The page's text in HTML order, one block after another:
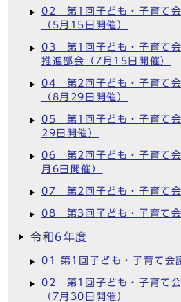
02 第1回子ども・子育て会
（5月15日開催）
03 第1回子ども・子育て会
推進部会（7月15日開催）
04 第2回子ども・子育て会
（8月29日開催）
05 第1回子ども・子育て会
29日開催）
06 第2回子ども・子育て
月6日開催）
07 第2回子ども・子育て会
08 第3回子ども・子育て会
令和6年度
01 第1回子ども・子育て会
02 第1回子ども・子育て会
（7月30日開催）